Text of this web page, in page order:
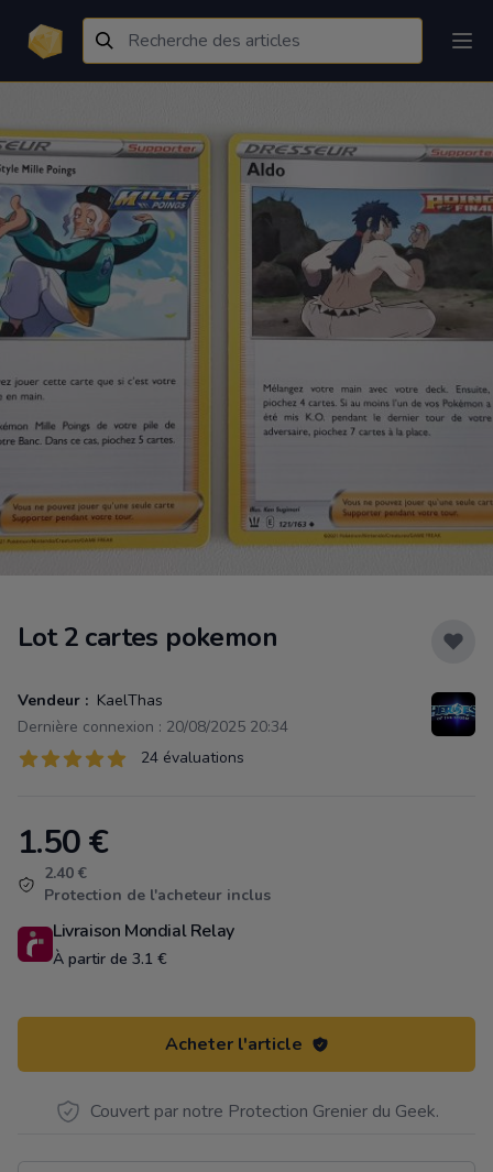
Lot 2 cartes pokemon
Vendeur : KaelThas
Dernière connexion : 20/08/2025 20:34
Évaluations
24 sur 5 étoiles 24 évaluations
Product information
1.50€
2.40 €
Protection de l'acheteur inclus
Livraison Mondial Relay
À partir de 3.1 €
Acheter l'article
Couvert par notre Protection Grenier du Geek.